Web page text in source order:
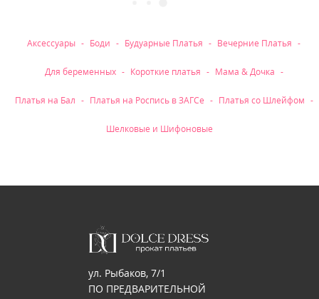
Аксессуары Боди Будуарные Платья Вечерние Платья
Для беременных Короткие платья Мама & Дочка
Платья на Бал Платья на Роспись в ЗАГСе Платья со Шлейфом
Шелковые и Шифоновые
ул. Рыбаков, 7/1
ПО ПРЕДВАРИТЕЛЬНОЙ